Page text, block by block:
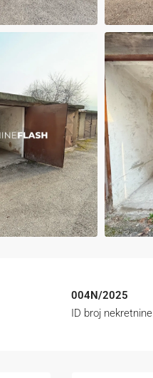
004N/2025
ID broj nekretnine